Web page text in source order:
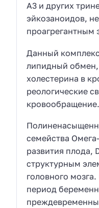
A3 и других
эйкозаноидов,
проагрегантным
Данный
липидный
холестерина в
реологические
кровообращение.
семейства
развития плода,
структурным
головного
период